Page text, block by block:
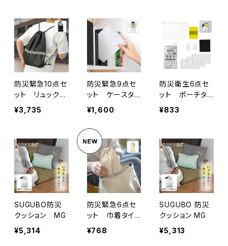
防災緊急10点セ
ット リュックタ
イプ ブラッ
ク MG
¥3,735
防災緊急9点セ
ット ケースタイ
プ ホワイト
MG
¥1,600
防災衛生6点セ
ット ポーチタイ
プ クリア MG
¥833
SUGUBO防災
クッション MG
¥5,314
防災緊急6点セ
ット 巾着タイ
プ MG ナチュ
¥768
SUGUBO 防災
クッション MG
¥5,313